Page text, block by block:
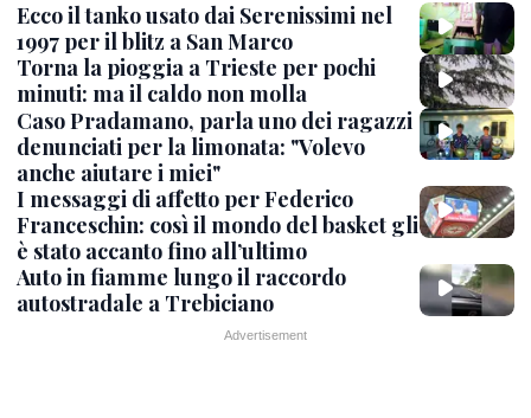
Ecco il tanko usato dai Serenissimi nel
1997 per il blitz a San Marco
Torna la pioggia a Trieste per pochi
minuti: ma il caldo non molla
Caso Pradamano, parla uno dei ragazzi
denunciati per la limonata: "Volevo
anche aiutare i miei"
I messaggi di affetto per Federico
Franceschin: così il mondo del basket gli
è stato accanto fino all’ultimo
Auto in fiamme lungo il raccordo
autostradale a Trebiciano